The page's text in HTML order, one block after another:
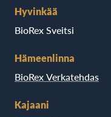
Hyvinkää
BioRex Sveitsi
Hämeenlinna
BioRex Verkatehdas
Kajaani